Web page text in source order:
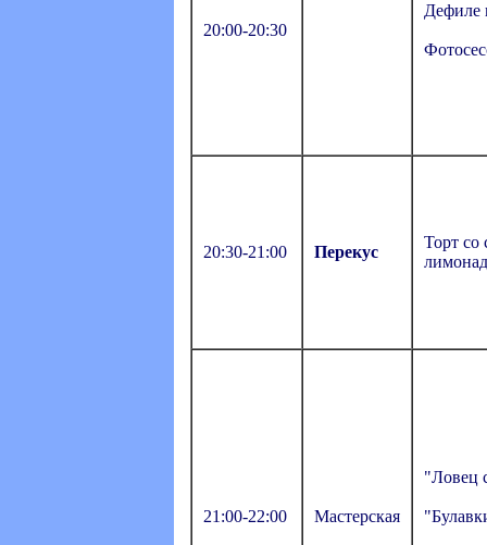
20:00-20:30
Дефиле
20:30-21:00 Перекус
Торт со
лимонад
21:00-22:00 Мастерская
"Ловец